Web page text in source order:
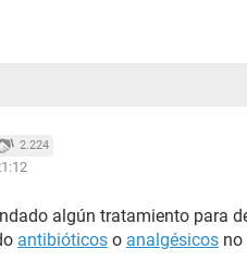
2.224
algún tratamiento para
antibióticos o analgésicos no